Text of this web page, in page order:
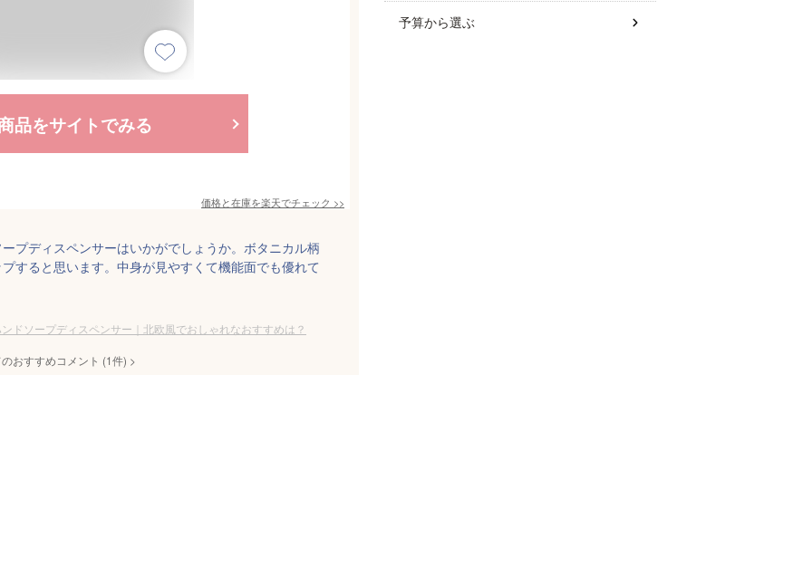
品をサイトでみる
価格と在庫を楽天でチェック >>
プディスペンサーはいかがでしょうか。ボタニカル柄
すると思います。中身が見やすくて機能面でも優れて
ドソープディスペンサー｜北欧風でおしゃれなおすすめは？
おすすめコメント (1件) >
予算から選ぶ